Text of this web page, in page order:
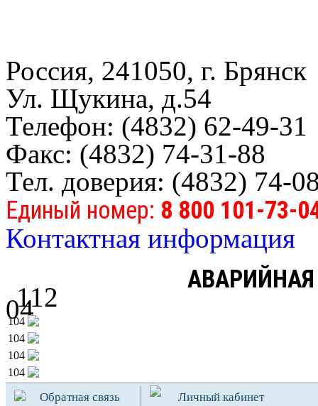
Россия, 241050, г. Брянск
Ул. Щукина, д.54
Телефон: (4832) 62-49-31
Факс: (4832) 74-31-88
Тел. доверия: (4832) 74-
Единый номер: 8 800 101-73-
Контактная информация
04
112
104
104
104
104
Обратная связь
Личный кабинет